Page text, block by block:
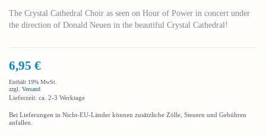
The Crystal Cathedral Choir as seen on Hour of Power in concert under
the direction of Donald Neuen in the beautiful Crystal Cathedral!
6,95 €
Enthält 19% MwSt.
zzgl. Versand
Lieferzeit: ca. 2-3 Werktage
Bei Lieferungen in Nicht-EU-Länder können zusätzliche Zölle, Steuern und Gebühren
anfallen.